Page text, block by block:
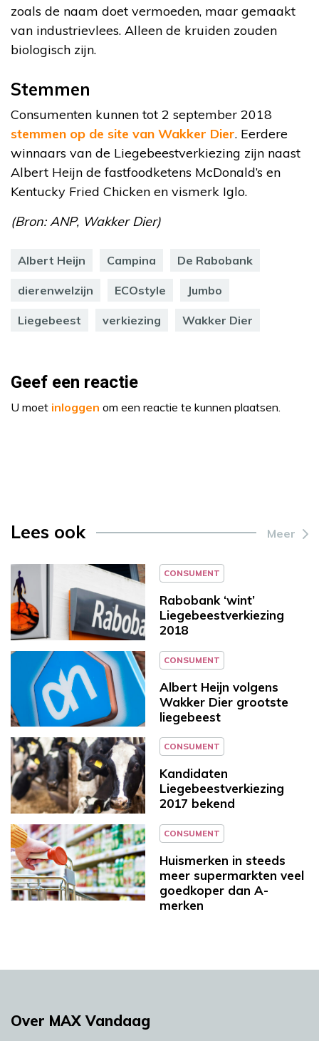
zoals de naam doet vermoeden, maar gemaakt
van industrievlees. Alleen de kruiden zouden
biologisch zijn.
Stemmen
Consumenten kunnen tot 2 september 2018
stemmen op de site van Wakker Dier. Eerdere
winnaars van de Liegebeestverkiezing zijn naast
Albert Heijn de fastfoodketens McDonald’s en
Kentucky Fried Chicken en vismerk Iglo.
(Bron: ANP, Wakker Dier)
Albert Heijn Campina De Rabobank
dierenwelzijn ECOstyle Jumbo
Liegebeest verkiezing Wakker Dier
Geef een reactie
U moet inloggen om een reactie te kunnen plaatsen.
Lees ook Meer
CONSUMENT
Rabobank ‘wint’
Liegebeestverkiezing
2018
CONSUMENT
Albert Heijn volgens
Wakker Dier grootste
liegebeest
CONSUMENT
Kandidaten
Liegebeestverkiezing
2017 bekend
CONSUMENT
Huismerken in steeds
meer supermarkten veel
goedkoper dan A-
merken
Over MAX Vandaag